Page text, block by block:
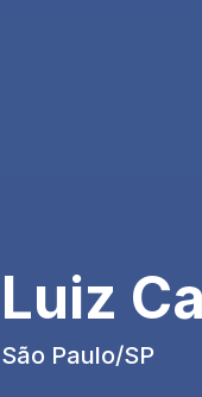
Luiz
São Paulo/SP